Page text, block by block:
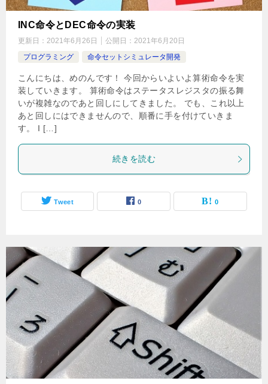
INC命令とDEC命令の実装
更新日： 2021年6月26日 公開日： 2021年6月20日
プログラミング
命令セットシミュレータ開発
こんにちは、めのんです！ 今回からいよいよ算術命令を実
装していきます。 算術命令はステータスレジスタの振る舞
いが複雑なのであと回しにしてきました。 でも、これ以上
あと回しにはできませんので、順番に手を付けていきま
す。 I […]
続きを読む
Tweet 0 0